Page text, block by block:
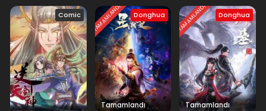
Comic TAMAMLANDI Donghua
Tamamlandı
TAMAMLANDI Donghua
Tamamlandı